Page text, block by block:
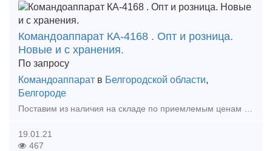
Командоаппарат КА-4168 . Опт и розница.
Новые и с хранения.
По запросу
Командоаппарат в Белгородской области,
Белгороде
19.01.21
467